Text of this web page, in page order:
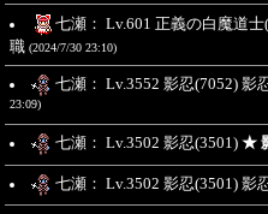
七瀬： Lv.601 正義の白魔道
職 (2024/7/30 23:10)
七瀬： Lv.3552 影忍(7052) 影
23:09)
七瀬： Lv.3502 影忍(3501) ★
七瀬： Lv.3502 影忍(3501) 影